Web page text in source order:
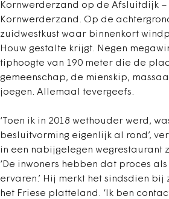
Kornwerderzand op de Afsluitdijk –
Kornwerderzand. Op de
zuidwestkust waar binnenkort
Houw gestalte krijgt. Negen
tiphoogte van 190 meter die de
gemeenschap, de mienskip,
joegen. Allemaal tevergeefs.
‘Toen ik in 2018 wethouder werd,
besluitvorming eigenlijk al rond’,
in een nabijgelegen wegrestaurant
‘De inwoners hebben dat proces
ervaren.’ Hij merkt het sindsdien
het Friese platteland. ‘Ik ben